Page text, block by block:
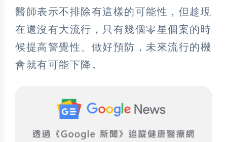
醫師表示不排除有這樣的可能性，但趁現
在還沒有大流行，只有幾個零星個案的時
候提高警覺性、做好預防，未來流行的機
會就有可能下降。